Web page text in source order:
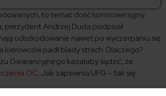
to temat dość kontrowersyjny.
prezydent Andrzej Duda podpisał
odszkodowanie nawet po wyczerpaniu się
kierowców padł blady strach. Dlaczego?
Gwarancyjnego kazałaby sądzić, że
OC. Jak zapewnia UFG – tak się